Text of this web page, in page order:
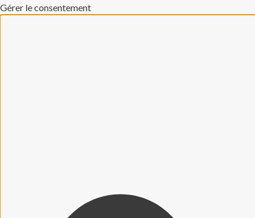
Gérer le consentement